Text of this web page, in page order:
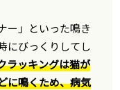
ー」といった鳴き
にびっくりしてし
ラッキングは猫が
に鳴くため、病気